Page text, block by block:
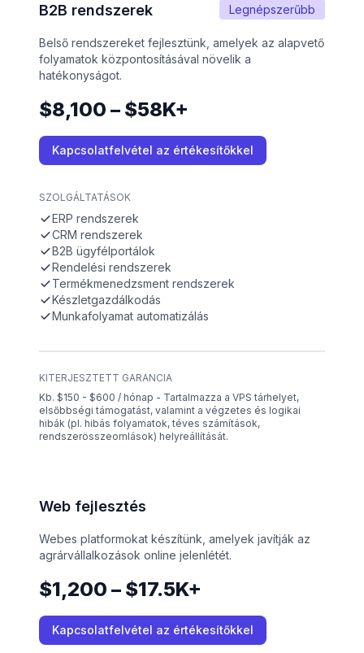
Legnépszerűbb
B2B rendszerek
Belső rendszereket fejlesztünk, amelyek az alapvető
folyamatok központosításával növelik a
hatékonyságot.
$8,100 – $58K+
Kapcsolatfelvétel az értékesítőkkel
SZOLGÁLTATÁSOK
ERP rendszerek
CRM rendszerek
B2B ügyfélportálok
Rendelési rendszerek
Termékmenedzsment rendszerek
Készletgazdálkodás
Munkafolyamat automatizálás
KITERJESZTETT GARANCIA
Kb. $150 - $600 / hónap - Tartalmazza a VPS tárhelyet,
elsőbbségi támogatást, valamint a végzetes és logikai
hibák (pl. hibás folyamatok, téves számítások,
rendszerösszeomlások) helyreállítását.
Web fejlesztés
Webes platformokat készítünk, amelyek javítják az
agrárvállalkozások online jelenlétét.
$1,200 – $17.5K+
Kapcsolatfelvétel az értékesítőkkel